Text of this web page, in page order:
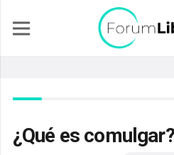
¿Qué es